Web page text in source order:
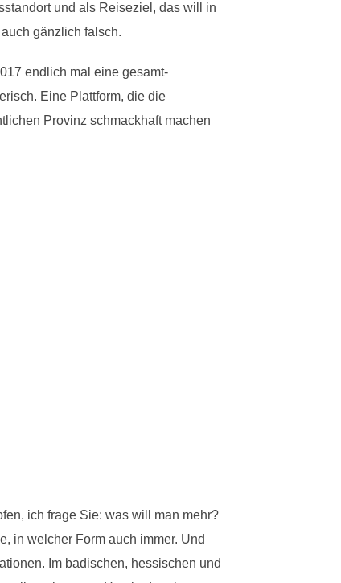
und als Reiseziel, das will in
gänzlich falsch.
endlich mal eine gesamt-
Eine Plattform, die die
Provinz schmackhaft machen
ich frage Sie: was will man mehr?
in welcher Form auch immer. Und
Im badischen, hessischen und